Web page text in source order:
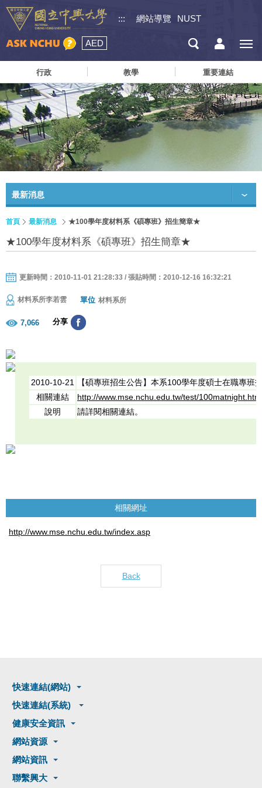
::: 網站導覽 NUST
AED
行政 教學 重要連結
最新消息
首頁 最新消息 ★100學年度材料系《碩專班》招生簡章★
★100學年度材料系《碩專班》招生簡章★
更新時間：2010-11-01 21:28:33 / 張貼時間：2010-12-16 16:32:21
材料系所李若雲 單位 材料系所
7,066 分享
2010-10-21
【碩專班招生公告】本系100學年度碩士在職專班
相關連結
http://www.mse.nchu.edu.tw/test/100matnight.htm
說明
請詳閱相關連結。
相關網址
http://www.mse.nchu.edu.tw/index.asp
Back
快速連結(網站)
快速連結(系統)
健康安全資訊
網站資源
網站資訊
聯繫興大